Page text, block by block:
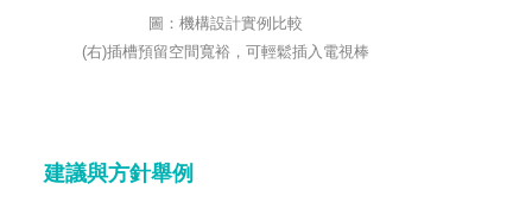
圖：機構設計實例比較
(右)插槽預留空間寬裕，可輕鬆插入電視棒
建議與方針舉例